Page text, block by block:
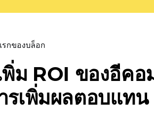
รกของบล็อก
พิ่ม ROI ของอีคอ
รเพิ่มผลตอบแทน